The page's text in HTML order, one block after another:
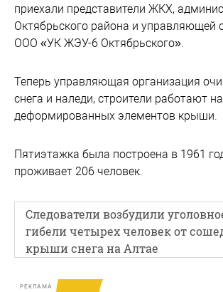
приехали представители ЖКХ,
Октябрьского района и управляющей
ООО «УК ЖЭУ-6 Октябрьского».
Теперь управляющая организация
снега и наледи, строители работают
деформированных элементов крыши.
Пятиэтажка была построена в 1961
проживает 206 человек.
Следователи возбудили
гибели четырех человек от
крыши снега на Алтае
РЕКЛАМА